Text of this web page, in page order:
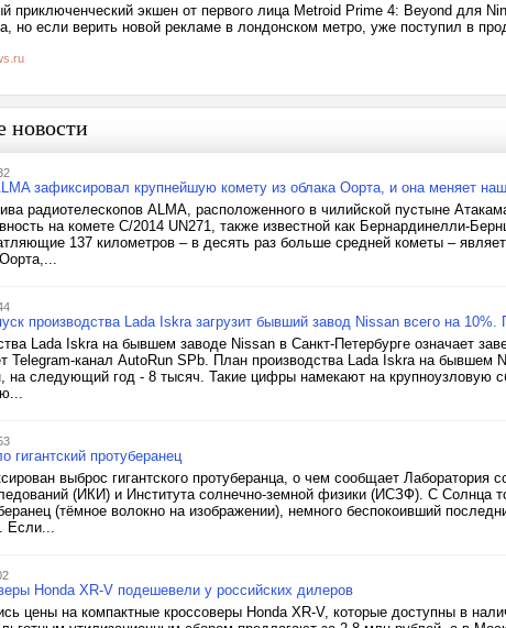
приключенческий экшен от первого лица Metroid Prime 4: Beyond для
но если верить новой рекламе в лондонском метро, уже поступил в
новости
зафиксировал крупнейшую комету из облака Оорта, и она меняет
радиотелескопов ALMA, расположенного в чилийской пустыне
на комете C/2014 UN271, также известной как Бернардинелли-
137 километров – в десять раз больше средней кометы –
производства Lada Iskra загрузит бывший завод Nissan всего на 10%.
Lada Iskra на бывшем заводе Nissan в Санкт-Петербурге означает
Telegram-канал AutoRun SPb. План производства Lada Iskra на бывшем
на следующий год - 8 тысяч. Такие цифры намекают на крупноузловую
гигантский протуберанец
выброс гигантского протуберанца, о чем сообщает Лаборатория
(ИКИ) и Института солнечно-земной физики (ИСЗФ). С Солнца
(тёмное волокно на изображении), немного беспокоивший
Если...
Honda XR-V подешевели у российских дилеров
цены на компактные кроссоверы Honda XR-V, которые доступны в